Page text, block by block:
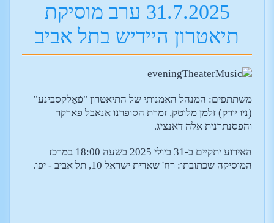
31.7.2025 ערב מוסיקת
תיאטרון היידיש בתל אביב
משתתפים: המנהל האמנותי של התיאטרון "פֿאָלקסבינע"
(ניו יורק) זלמן מלוטק, זמרת הסופרנו אנאבל פארקר
והפסנתרנית אלה דאנציג.
האירוע יתקיים ב-31 ביולי 2025 בשעה 18:00 במרכז
המוסיקה שכתובתו: רח' שארית ישראל 10, תל אביב - יפו.